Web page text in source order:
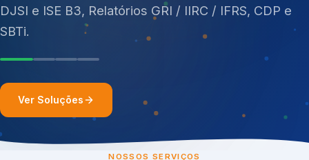
Ver Soluções
NOSSOS SERVIÇOS